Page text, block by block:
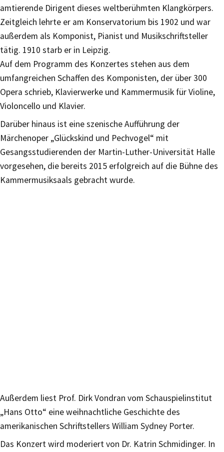
amtierende Dirigent dieses weltberühmten Klangkörpers.
Zeitgleich lehrte er am Konservatorium bis 1902 und war
außerdem als Komponist, Pianist und Musikschriftsteller
tätig. 1910 starb er in Leipzig.
Auf dem Programm des Konzertes stehen aus dem
umfangreichen Schaffen des Komponisten, der über 300
Opera schrieb, Klavierwerke und Kammermusik für Violine,
Violoncello und Klavier.
Darüber hinaus ist eine szenische Aufführung der
Märchenoper „Glückskind und Pechvogel“ mit
Gesangsstudierenden der Martin-Luther-Universität Halle
vorgesehen, die bereits 2015 erfolgreich auf die Bühne des
Kammermusiksaals gebracht wurde.
Außerdem liest Prof. Dirk Vondran vom Schauspielinstitut
„Hans Otto“ eine weihnachtliche Geschichte des
amerikanischen Schriftstellers William Sydney Porter.
Das Konzert wird moderiert von Dr. Katrin Schmidinger. In